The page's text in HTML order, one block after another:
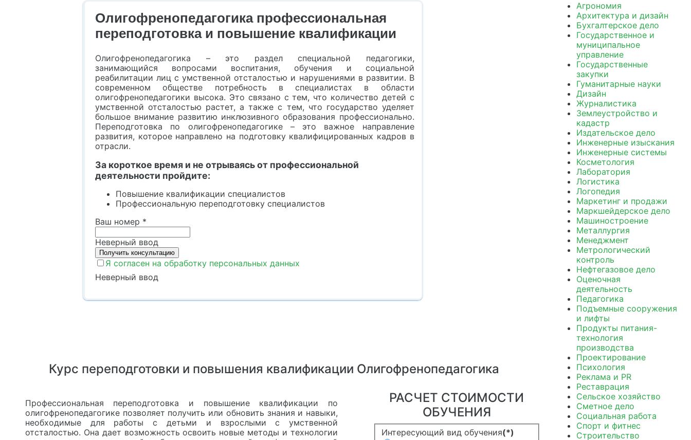
Олигофренопедагогика профессиональная
переподготовка и повышение квалификации
Олигофренопедагогика – это раздел специальной педагогики,
занимающийся вопросами воспитания, обучения и социальной
реабилитации лиц с умственной отсталостью и нарушениями в развитии. В
современном обществе потребность в специалистах в области
олигофренопедагогики высока. Это связано с тем, что количество детей с
умственной отсталостью растет, а также с тем, что государство уделяет
большое внимание развитию инклюзивного образования профессионально.
Переподготовка по олигофренопедагогике – это важное направление
развития, которое направлено на подготовку квалифицированных кадров в
отрасли.
За короткое время и не отрываясь от профессиональной
деятельности пройдите:
Повышение квалификации специалистов
Профессиональную переподготовку специалистов
Ваш номер *
Неверный ввод
Я согласен на обработку персональных данных
Неверный ввод
Курс переподготовки и повышения квалификации Олигофренопедагогика
Профессиональная переподготовка и повышение квалификации по
олигофренопедагогике позволяет получить или обновить знания и навыки,
необходимые для работы с детьми и взрослыми с умственной
отсталостью. Она дает возможность освоить новые методы и технологии
РАСЧЕТ СТОИМОСТИ
ОБУЧЕНИЯ
Интересующий вид обучения(*)
Агрономия
Архитектура и дизайн
Бухгалтерское дело
Государственное и
муниципальное
управление
Государственные
закупки
Гуманитарные науки
Дизайн
Журналистика
Землеустройство и
кадастр
Издательское дело
Инженерные изыскания
Инженерные системы
Косметология
Лаборатория
Логистика
Логопедия
Маркетинг и продажи
Маркшейдерское дело
Машиностроение
Металлургия
Менеджмент
Метрологический
контроль
Нефтегазовое дело
Оценочная
деятельность
Педагогика
Подъемные сооружения
и лифты
Продукты питания-
технология
производства
Проектирование
Психология
Реклама и PR
Реставрация
Сельское хозяйство
Сметное дело
Социальная работа
Спорт и фитнес
Строительство